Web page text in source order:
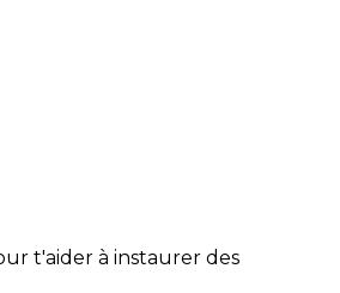
t'aider à instaurer des